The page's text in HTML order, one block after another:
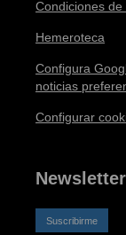
Condiciones de
Hemeroteca
Configura
noticias
Configurar
Newsletter
Suscribirme